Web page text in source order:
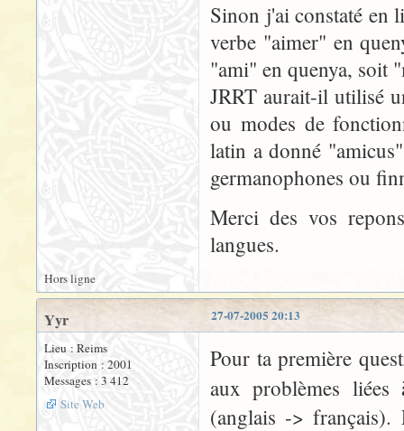
Sinon j'ai constaté en
verbe "aimer" en
"ami" en quenya, soit
JRRT aurait-il utilisé
ou modes de
latin a donné
germanophones ou
Merci des vos
langues.
Hors ligne
27-07-2005 20:13
Yyr
Lieu : Reims
Inscription : 2001
Messages : 3 412
Site Web
Pour ta première
aux problèmes
(anglais ->